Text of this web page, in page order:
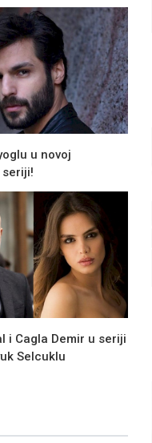
u novoj
i Cagla Demir u seriji
Selcuklu